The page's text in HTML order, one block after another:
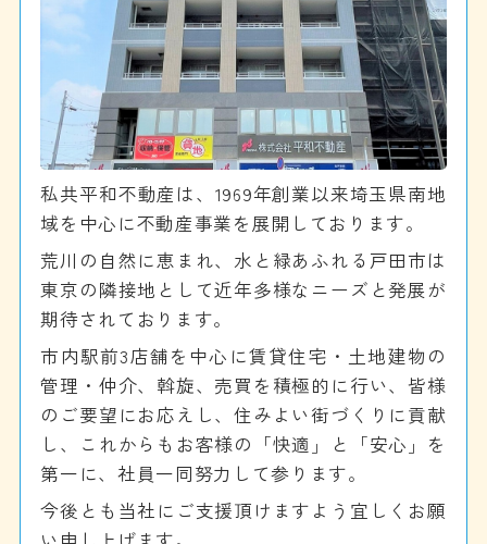
私共平和不動産は、1969年創業以来埼玉県南地
域を中心に不動産事業を展開しております。
荒川の自然に恵まれ、水と緑あふれる戸田市は
東京の隣接地として近年多様なニーズと発展が
期待されております。
市内駅前3店舗を中心に賃貸住宅・土地建物の
管理・仲介、斡旋、売買を積極的に行い、皆様
のご要望にお応えし、住みよい街づくりに貢献
し、これからもお客様の「快適」と「安心」を
第一に、社員一同努力して参ります。
今後とも当社にご支援頂けますよう宜しくお願